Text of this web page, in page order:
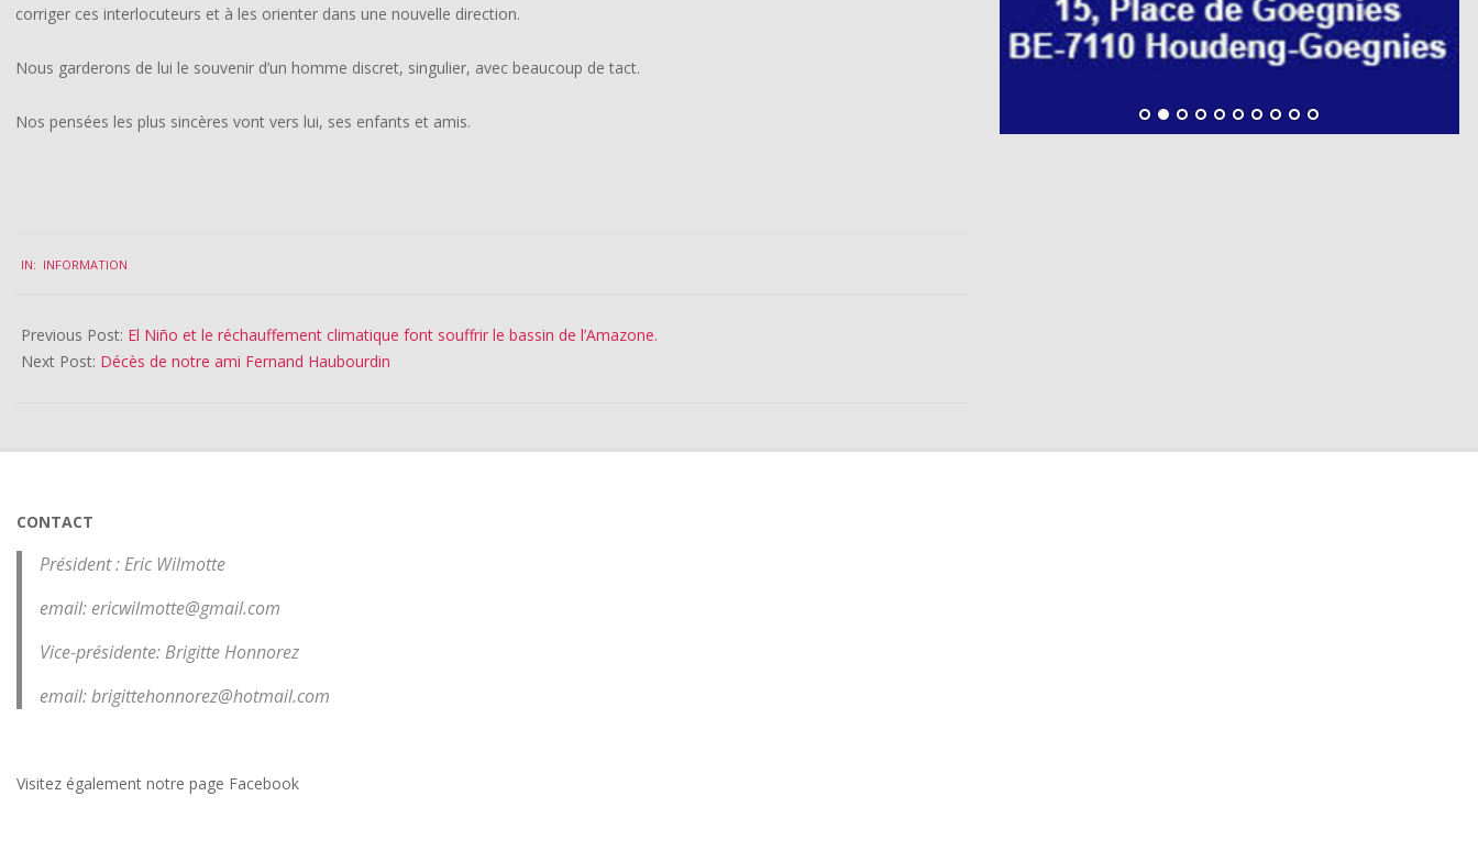
corriger ces interlocuteurs et à les orienter dans une nouvelle direction.
Nous garderons de lui le souvenir d’un homme discret, singulier, avec beaucoup de tact.
Nos pensées les plus sincères vont vers lui, ses enfants et amis.
12-
IN: INFORMATION
Previous Post: El Niño et le réchauffement climatique font souffrir le bassin de l’Amazone.
Next Post: Décès de notre ami Fernand Haubourdin
CONTACT
Président : Eric Wilmotte
email: ericwilmotte@gmail.com
Vice-présidente: Brigitte Honnorez
email: brigittehonnorez@hotmail.com
Visitez également notre page Facebook